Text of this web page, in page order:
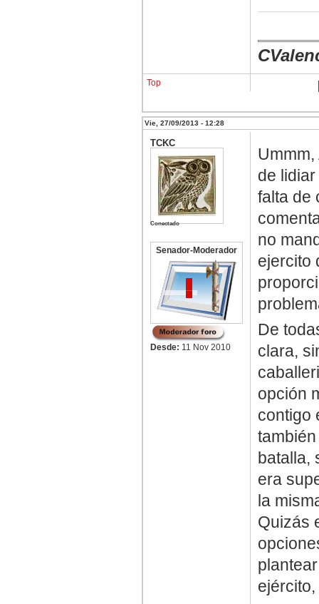
Top
Vie, 27/09/2013 - 12:28
TCKC
Conectado
Senador-Moderador
Desde: 11 Nov 2010
de
falta de
no
ejercito
De
clara,
opción
contigo
batalla,
era
la
Quizás